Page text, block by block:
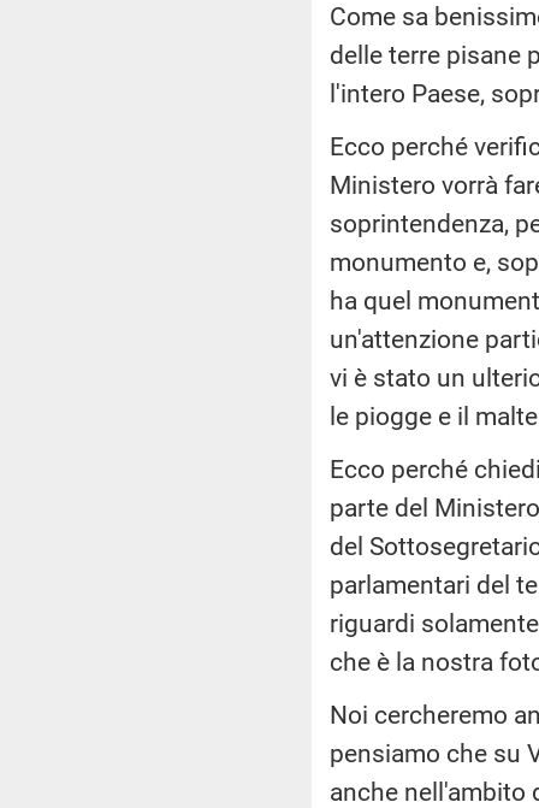
Come sa
delle terre pisane
l'intero Paese,
Ecco perché
Ministero vorrà
soprintendenza,
monumento e,
ha quel
un'attenzione
vi è stato un
le piogge e il
Ecco perché
parte del
del
parlamentari del
riguardi
che è la nostra
Noi cercheremo
pensiamo che su
anche nell'ambito